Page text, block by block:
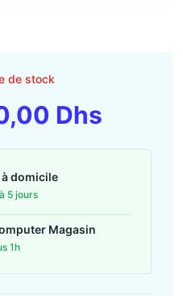
de stock
Dhs
domicile
5 jours
Magasin
1h